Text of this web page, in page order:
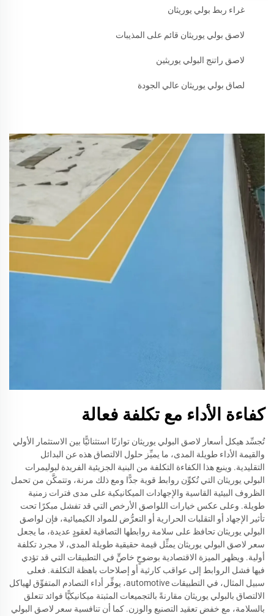
غراء ربط بولي يوريثان
لاصق بولي يوريثان قائم على المذيبات
لاصق راتنج البولي يوريثين
لصاق بولي يوريثان عالي الجودة
كفاءة الأداء مع تكلفة فعالة
تُجسِّد هيكل أسعار لاصق البولي يوريثان توازنًا استثنائيًّا بين الاستثمار الأولي
والقيمة الأداء طويلة المدى، ما يميِّز حلول الالتصاق هذه عن البدائل
التقليدية. وينبع هذا الكفاءة التكلفة من البنية الجزيئية الفريدة لبوليمرات
البولي يوريثان التي تُكوِّن روابط قوية جدًّا ومع ذلك مرنة، وتتمكَّن من تحمل
الظروف البيئية القاسية والإجهادات الميكانيكية على مدى فترات زمنية
طويلة. وعلى عكس خيارات اللواصق الأرخص التي قد تفشل مبكرًا تحت
تأثير الإجهاد أو التقلبات الحرارية أو التعرُّض للمواد الكيميائية، فإن لواصق
البولي يوريثان تحافظ على سلامة روابطها التصاقية لعقودٍ عديدة، ما يجعل
سعر لاصق البولي يوريثان يمثِّل قيمة حقيقية طويلة المدى، لا مجرد تكلفة
أولية. ويظهر الميزة الاقتصادية بوضوحٍ خاصٍّ في التطبيقات التي قد تؤدي
فيها فشل الروابط إلى عواقب كارثية أو إصلاحات باهظة التكلفة. فعلى
سبيل المثال، في التطبيقات automotive، يوفِّر أداء التصادم المتفوِّق لهياكل
الالتصاق بالبولي يوريثان مقارنةً بالتجميعات المثبتة ميكانيكيًّا فوائد تتعلق
بالسلامة، مع خفض تعقيد التصنيع والوزن. كما أن تنافسية سعر لاصق البولي